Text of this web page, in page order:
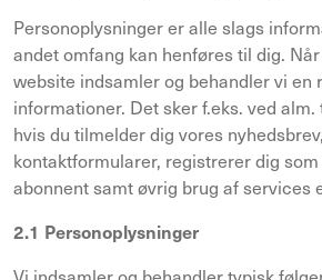
Personoplysninger er alle slags
andet omfang kan henføres til dig.
website indsamler og behandler vi en
informationer. Det sker f.eks. ved
hvis du tilmelder dig vores
kontaktformularer, registrerer dig
abonnent samt øvrig brug af services
2.1 Personoplysninger